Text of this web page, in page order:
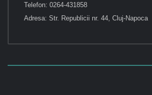
Telefon: 0264-431858
Adresa: Str. Republicii nr. 44, Cluj-Napoca